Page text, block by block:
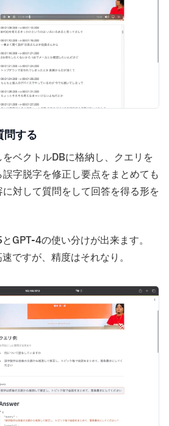
問する
ベクトルDBに格納し、クエリを
字脱字を修正し要点をまとめても
対して質問をして回答を得る形を
GPT-4の使い分けが出来ます。
ですが、精度はそれなり。